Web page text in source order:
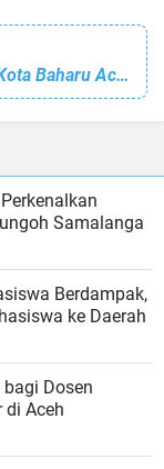
Pimpin Apel Gabungan di Kecamatan Kota Baharu Aceh Singkil. Camat: Mari Bangun Sinergitas
Samalanga
Berdampak,
ke Daerah
Dosen
di Aceh